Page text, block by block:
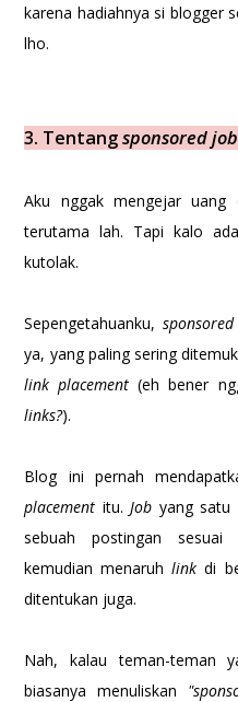
karena hadiahnya si blogger
lho.
3. Tentangsponsored
Aku nggak mengejar
terutama lah. Tapi kalo
kutolak.
Sepengetahuanku,
ya, yang paling sering
link placement(eh bener
links?).
Blog ini pernah
placement itu. Job yang satu
sebuah postingan sesuai
kemudian menaruhlinkdi
ditentukan juga.
Nah, kalau teman-teman
biasanya menuliskan